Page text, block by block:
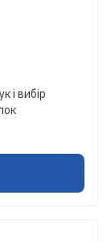
і вибір